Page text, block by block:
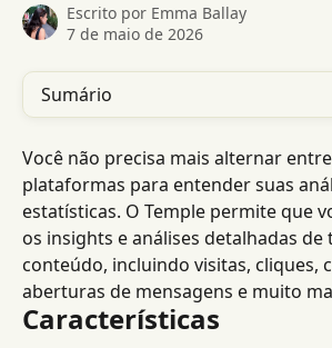
Escrito por Emma Ballay
7 de maio de 2026
Sumário
Você não precisa mais alternar
plataformas para entender suas
estatísticas. O Temple permite que
os insights e análises detalhadas de
conteúdo, incluindo visitas, cliques,
aberturas de mensagens e muito
Características